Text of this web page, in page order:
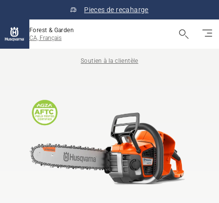
Pieces de recaharge
Forest & Garden
CA, Français
Soutien à la clientèle